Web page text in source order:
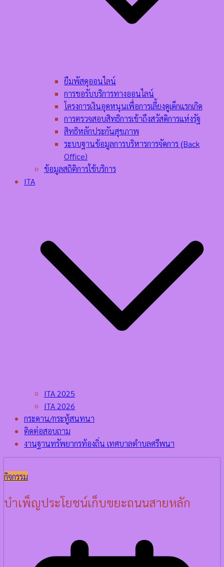
ยืมพัสดุออนไลน์
การขอรับบริการทางออนไลน์
โครงการเงินอุดหนุนเพื่อการเลี้ยงดูเด็กแรกเกิด
การตรวจสอบสิทธิการเข้าถึงสวัสดิการแห่งรัฐ
สิทธิหลักประกันสุขภาพ
ระบบฐานข้อมูลการบริหารการจัดการ (ฺBack
Office)
ข้อมูลสถิติการใช้บริการ
ITA
ITA 2025
ITA 2026
กระดาน/กระทู้สนทนา
ติดต่อสอบถาม
งานฐานทรัพยากรท้องถิ่น เทศบาลตำบลศรีพนา
กิจกรรม
บำเพ็ญ​ประโยชน์​เก็บขยะถนนสายหลัก